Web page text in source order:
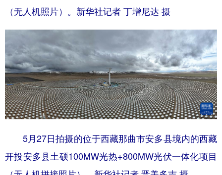
（无人机照片）。新华社记者 丁增尼达 摄
5月27日拍摄的位于西藏那曲市安多县境内的西藏
开投安多县土硕100MW光热+800MW光伏一体化项目